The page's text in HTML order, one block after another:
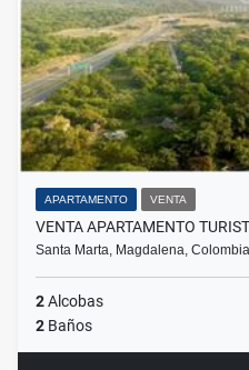
APARTAMENTO VENTA
VENTA APARTAMENTO
Santa Marta, Magdalena, Colombia
2Alcobas
2 Baños